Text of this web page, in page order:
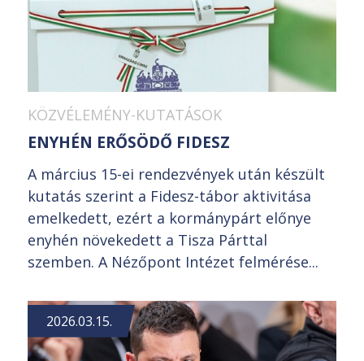
KÖZVÉLEMÉNY-KUTATÁSOK
ENYHÉN ERŐSÖDŐ FIDESZ
A március 15-ei rendezvények után készült
kutatás szerint a Fidesz-tábor aktivitása
emelkedett, ezért a kormánypárt előnye
enyhén növekedett a Tisza Párttal
szemben. A Nézőpont Intézet felmérése...
2026.03.15.